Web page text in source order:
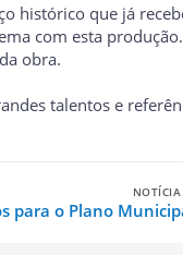
histórico que já
com esta
obra.
talentos e
para o Plano